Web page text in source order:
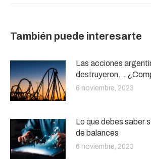
También puede interesarte
Las acciones
destruyeron…
6 noviembre, 2023
Lo que debes saber
de balances
6 noviembre, 2023